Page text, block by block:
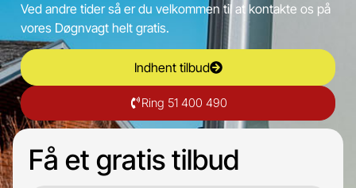
Ved andre tider så er du velkommen til at kontakte os på
vores Døgnvagt helt gratis.
Indhent tilbud
Ring 51 400 490
Få et gratis tilbud